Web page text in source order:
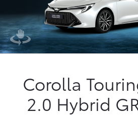
Corolla
2.0 Hybrid